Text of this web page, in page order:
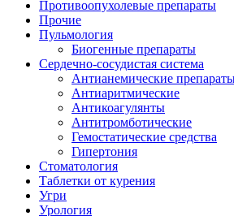
Противоопухолевые препараты
Прочие
Пульмология
Биогенные препараты
Сердечно-сосудистая система
Антианемические
Антиаритмические
Антикоагулянты
Антитромботические
Гемостатические средства
Гипертония
Стоматология
Таблетки от курения
Угри
Урология